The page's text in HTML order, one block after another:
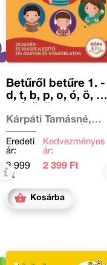
Betűről betűre 1. -
d, t, b, p, o, ó, ö, ő,
Kárpáti Tamásné,
Vajda Sándorné
Eredeti
ár:
3 999
Ft
Kedvezményes
ár:
2 399 Ft
Kosárba